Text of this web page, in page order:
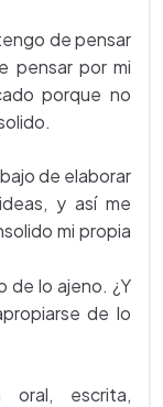
de pensar
pensar por mi
porque no
de elaborar
y así me
mi propia
de lo ajeno. ¿Y
de lo
oral, escrita,